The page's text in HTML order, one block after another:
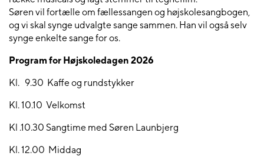
Søren vil fortælle om fællessangen og højskolesangbogen,
og vi skal synge udvalgte sange sammen. Han vil også selv
synge enkelte sange for os.
Program for Højskoledagen 2026
Kl. 9.30 Kaffe og rundstykker
Kl. 10.10 Velkomst
Kl .10.30 Sangtime med Søren Launbjerg
Kl. 12.00 Middag